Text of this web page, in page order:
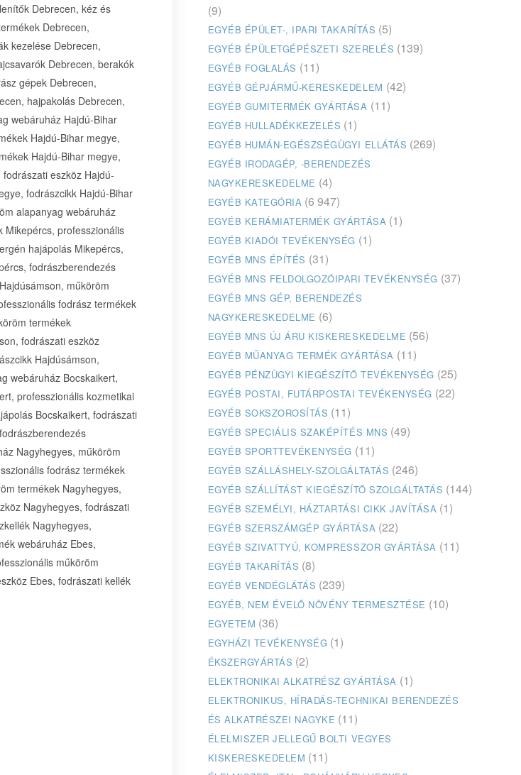
Debrecen, kéz és
Debrecen,
kezelése Debrecen,
Debrecen, berakók
gépek Debrecen,
hajpakolás Debrecen,
webáruház Hajdú-Bihar
Hajdú-Bihar megye,
Hajdú-Bihar megye,
eszköz Hajdú-
fodrászcikk Hajdú-Bihar
alapanyag webáruház
Mikepércs, professzionális
hajápolás Mikepércs,
fodrászberendezés
műköröm
fodrász termékek
termékek
fodrászati eszköz
Hajdúsámson,
webáruház Bocskaikert,
professzionális kozmetikai
Bocskaikert, fodrászati
Nagyhegyes, műköröm
fodrász termékek
termékek Nagyhegyes,
Nagyhegyes, fodrászati
Nagyhegyes,
webáruház Ebes,
műköröm
Ebes, fodrászati kellék
(9)
EGYÉB ÉPÜLET-, IPARI TAKARÍTÁS (5)
EGYÉB ÉPÜLETGÉPÉSZETI SZERELÉS (139)
EGYÉB FOGLALÁS (11)
EGYÉB GÉPJÁRMŰ-KERESKEDELEM (42)
EGYÉB GUMITERMÉK GYÁRTÁSA (11)
EGYÉB HULLADÉKKEZELÉS (1)
EGYÉB HUMÁN-EGÉSZSÉGÜGYI ELLÁTÁS (269)
EGYÉB IRODAGÉP, -BERENDEZÉS
NAGYKERESKEDELME (4)
EGYÉB KATEGÓRIA (6 947)
EGYÉB KERÁMIATERMÉK GYÁRTÁSA (1)
EGYÉB KIADÓI TEVÉKENYSÉG (1)
EGYÉB MNS ÉPÍTÉS (31)
EGYÉB MNS FELDOLGOZÓIPARI TEVÉKENYSÉG (37)
EGYÉB MNS GÉP, BERENDEZÉS
NAGYKERESKEDELME (6)
EGYÉB MNS ÚJ ÁRU KISKERESKEDELME (56)
EGYÉB MŰANYAG TERMÉK GYÁRTÁSA (11)
EGYÉB PÉNZÜGYI KIEGÉSZÍTŐ TEVÉKENYSÉG (25)
EGYÉB POSTAI, FUTÁRPOSTAI TEVÉKENYSÉG (22)
EGYÉB SOKSZOROSÍTÁS (11)
EGYÉB SPECIÁLIS SZAKÉPÍTÉS MNS (49)
EGYÉB SPORTTEVÉKENYSÉG (11)
EGYÉB SZÁLLÁSHELY-SZOLGÁLTATÁS (246)
EGYÉB SZÁLLÍTÁST KIEGÉSZÍTŐ SZOLGÁLTATÁS (144)
EGYÉB SZEMÉLYI, HÁZTARTÁSI CIKK JAVÍTÁSA (1)
EGYÉB SZERSZÁMGÉP GYÁRTÁSA (22)
EGYÉB SZIVATTYÚ, KOMPRESSZOR GYÁRTÁSA (11)
EGYÉB TAKARÍTÁS (8)
EGYÉB VENDÉGLÁTÁS (239)
EGYÉB, NEM ÉVELŐ NÖVÉNY TERMESZTÉSE (10)
EGYETEM (36)
EGYHÁZI TEVÉKENYSÉG (1)
ÉKSZERGYÁRTÁS (2)
ELEKTRONIKAI ALKATRÉSZ GYÁRTÁSA (1)
ELEKTRONIKUS, HÍRADÁS-TECHNIKAI BERENDEZÉS
ÉS ALKATRÉSZEI NAGYKE (11)
ÉLELMISZER JELLEGŰ BOLTI VEGYES
KISKERESKEDELEM (11)